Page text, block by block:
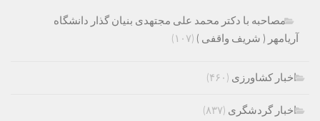
مصاحبه با دکتر محمد علی مجتهدی بنیان گذار دانشگاه
آریامهر ( شریف واقفی ) (۱۰۷)
اخبار کشاورزی (۴۶۰)
اخبار گردشگری (۸۳۷)